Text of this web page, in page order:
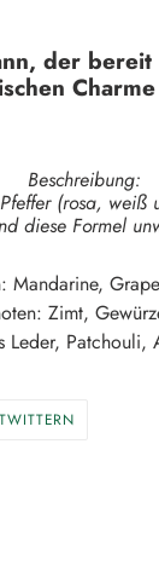
der bereit
Beschreibung:
(rosa, weiß
diese Formel
Mandarine,
Zimt,
Leder, Patchouli,
TWITTERN